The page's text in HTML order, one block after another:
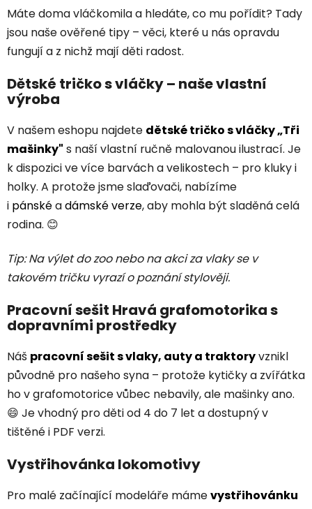
Máte doma vláčkomila a hledáte, co mu pořídit? Tady
jsou naše ověřené tipy – věci, které u nás opravdu
fungují a z nichž mají děti radost.
Dětské tričko s vláčky – naše vlastní
výroba
V našem eshopu najdete dětské tričko s vláčky „Tři
mašinky" s naší vlastní ručně malovanou ilustrací. Je
k dispozici ve více barvách a velikostech – pro kluky i
holky. A protože jsme slaďovači, nabízíme
i pánskéadámské verze, aby mohla být sladěná celá
rodina. 😊
Tip: Na výlet do zoo nebo na akci za vlaky se v
takovém tričku vyrazí o poznání stylověji.
Pracovní sešit Hravá grafomotorika s
dopravními prostředky
Náš pracovní sešit s vlaky, auty a traktoryvznikl
původně pro našeho syna – protože kytičky a zvířátka
ho v grafomotorice vůbec nebavily, ale mašinky ano.
😄 Je vhodný pro děti od 4 do 7 let a dostupný v
tištěné i PDF verzi.
Vystřihovánka lokomotivy
Pro malé začínající modeláře mámevystřihovánku